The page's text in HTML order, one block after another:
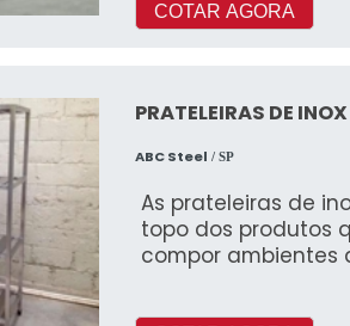
COTAR AGORA
PRATELEIRAS DE INOX
ABC Steel / SP
As prateleiras de
topo dos produtos
compor ambientes